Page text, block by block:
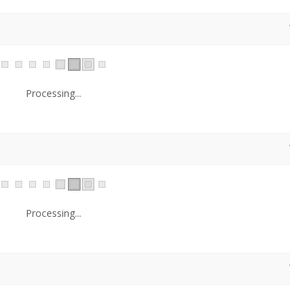
Processing...
Processing...